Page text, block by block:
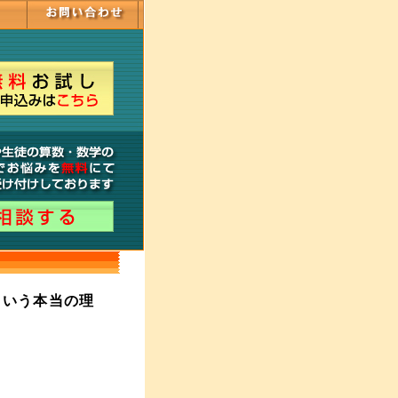
う本当の理